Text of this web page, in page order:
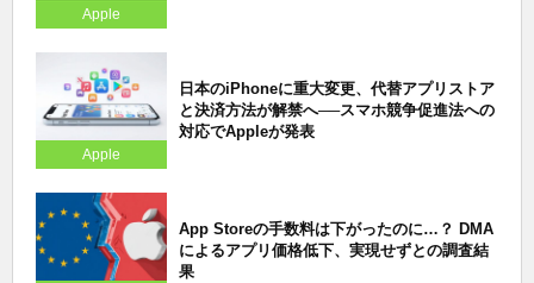
Apple
Apple
日本のiPhoneに重大変更、代替アプリストア
と決済方法が解禁へ──スマホ競争促進法への
対応でAppleが発表
App Storeの手数料は下がったのに…？ DMA
によるアプリ価格低下、実現せずとの調査結
果